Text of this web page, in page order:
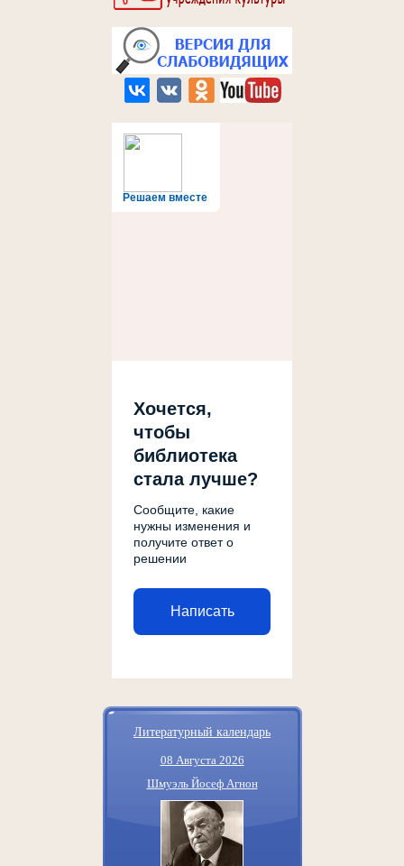
Решаем вместе
Хочется,
чтобы
библиотека
стала лучше?
Сообщите, какие
нужны изменения и
получите ответ о
решении
Написать
Литературный календарь
08 Августа 2026
Шмуэль Йосеф Агнон